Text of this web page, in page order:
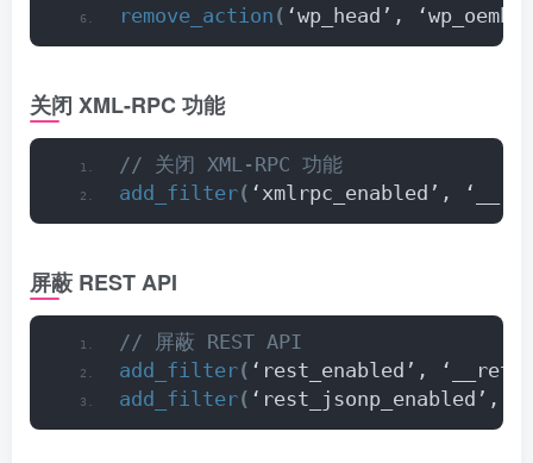
remove_action ( ‘wp_head’,
关闭 XML-RPC 功能
// 关闭 XML-RPC 功能
add_filter( ‘xmlrpc_enabled’,
屏蔽 REST API
// 屏蔽 REST API
add_filter( ‘rest_enabled’,
add_filter( ‘rest_jsonp_enabled’,